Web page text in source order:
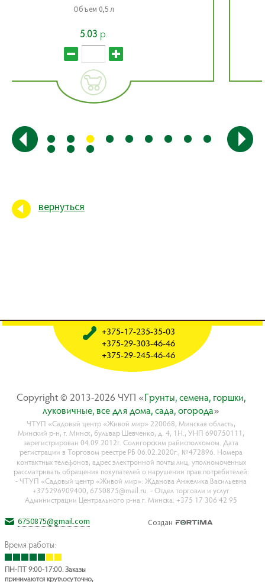
Объем 0,5 л
вернуться
Copyright © 2013-2026 ЧУП «Гpyнты, ceмeнa, гopшки,
лyкoвичныe, вce для дoмa, caдa, oгopoдa»
ЧТУП «Садовый центр «Живой мир» 220068, Минская область,
Минский р-н, г. Минск, бульвар Шевченко, д. 4, 1Н., УНП 690750111,
зарегистрирован 04.09.2012г. Солигорским райисполкомом. Дата
регистрации в Торговом реестре РБ 06.02.2020г., №472896. Номера
контактных телефонов, адрес электронной почты лиц, уполномоченных
рассматривать обращения покупателей о нарушении прав потребителей:
- ЧТУП «Садовый центр «Живой мир»: Жданова Анжелика Васильевна
+375296909400, 6750875@mail.ru. - Отдел торговли и услуг
Администрации Центрального р-на г. Минска: +375 17 306 42 95
+375-17-235-35-03
+375-29-303-46-46
+375-29-245-46-46
6750875@gmail.com
Время работы:
ПН-ПТ 9:00-17:00. Заказы
принимаются круглосуточно,
Создан